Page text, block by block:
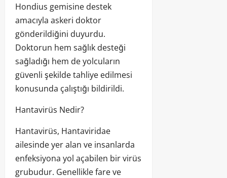
Hondius gemisine destek
amacıyla askeri doktor
gönderildiğini duyurdu.
Doktorun hem sağlık desteği
sağladığı hem de yolcuların
güvenli şekilde tahliye edilmesi
konusunda çalıştığı bildirildi.
Hantavirüs Nedir?
Hantavirüs, Hantaviridae
ailesinde yer alan ve insanlarda
enfeksiyona yol açabilen bir virüs
grubudur. Genellikle fare ve